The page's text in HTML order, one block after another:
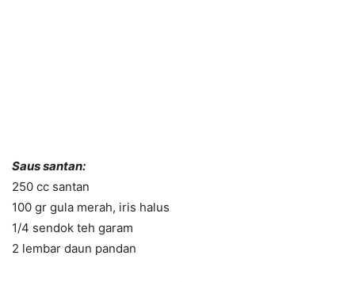
Saus santan:
250 cc santan
100 gr gula merah, iris halus
1/4 sendok teh garam
2 lembar daun pandan